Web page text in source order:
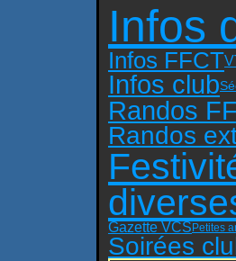
Infos
Infos FFCT
Infos club
Randos
Randos
Gazette VCSPetites
Soirées